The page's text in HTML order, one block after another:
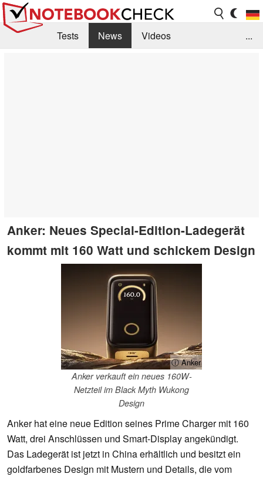
Tests News
Videos
...
Anker: Neues Special-Edition-Ladegerät
kommt mit 160 Watt und schickem Design
ⓘ Anker
Anker verkauft ein neues 160W-
Netzteil im Black Myth Wukong
Design
Anker hat eine neue Edition seines Prime Charger mit 160
Watt, drei Anschlüssen und Smart-Display angekündigt.
Das Ladegerät ist jetzt in China erhältlich und besitzt ein
goldfarbenes Design mit Mustern und Details, die vom